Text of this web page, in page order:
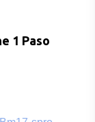
1 Paso